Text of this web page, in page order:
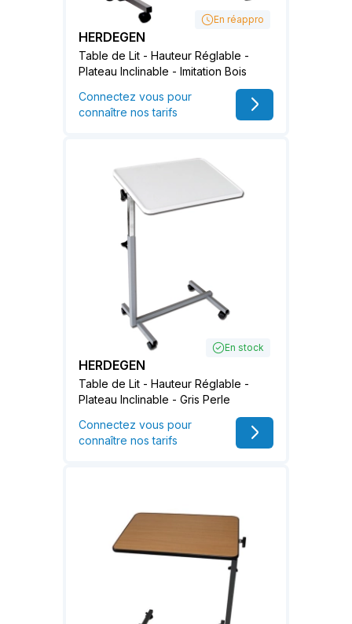
En réappro
HERDEGEN
Table de Lit - Hauteur Réglable -
Plateau Inclinable - Imitation Bois
Connectez vous pour
connaître nos tarifs
En stock
HERDEGEN
Table de Lit - Hauteur Réglable -
Plateau Inclinable - Gris Perle
Connectez vous pour
connaître nos tarifs